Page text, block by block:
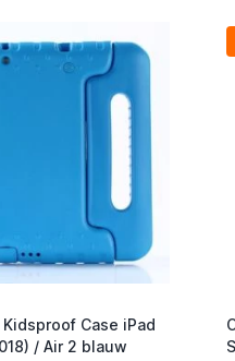
Case iPad
/ Air 2 blauw